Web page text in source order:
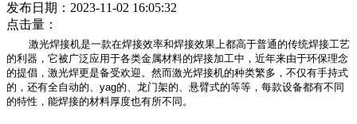
发布日期：2023-11-02 16:05:32
点击量：
激光焊接机是一款在焊接效率和焊接效果上都高于普通的传统焊接工艺
的利器，它被广泛应用于各类金属材料的焊接加工中，近年来由于环保理念
的提倡，激光焊更是备受欢迎。然而激光焊接机的种类繁多，不仅有手持式
的，还有全自动的、yag的、龙门架的、悬臂式的等等，每款设备都有不同
的特性，能焊接的材料厚度也有所不同。